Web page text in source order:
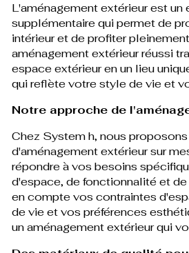
L'aménagement extérieur est un
supplémentaire qui permet de
intérieur et de profiter
aménagement extérieur réussi
espace extérieur en un lieu
qui reflète votre style de vie et
Notre approche de
Chez System h, nous
d'aménagement extérieur sur
répondre à vos besoins
d'espace, de fonctionnalité et
en compte vos contraintes
de vie et vos préférences
un aménagement extérieur qui